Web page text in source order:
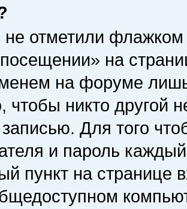
отметили флажком
на
на форуме
чтобы никто другой
записью. Для того
и пароль
пункт на